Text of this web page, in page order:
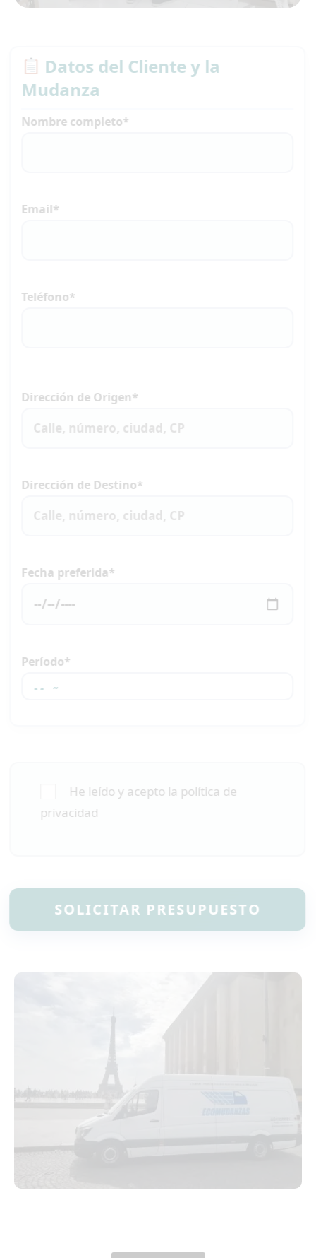
Datos del Cliente y la
Mudanza
Nombre completo*
Email*
Teléfono*
Dirección de Origen*
Dirección de Destino*
Fecha preferida*
Período*
He leído y acepto la política de
privacidad